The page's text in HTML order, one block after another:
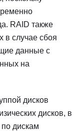
RAID также
в случае сбоя
данные с
на
дисков
дисков, в
дискам